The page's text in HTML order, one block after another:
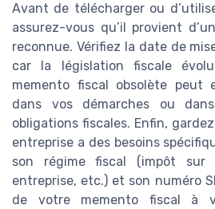
Avant de télécharger ou
assurez-vous qu’il provient
reconnue. Vérifiez la date de
car la législation fiscale
memento fiscal obsolète peut
dans vos démarches ou
obligations fiscales. Enfin,
entreprise a des besoins
son régime fiscal (impôt sur
entreprise, etc.) et son numéro
de votre memento fiscal à